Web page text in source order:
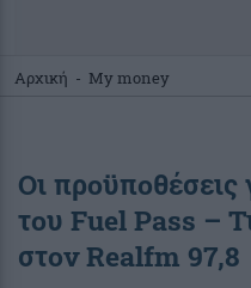
Αρχική - My money
Οι προϋποθέσεις
του Fuel Pass –
στον Realfm 97,8